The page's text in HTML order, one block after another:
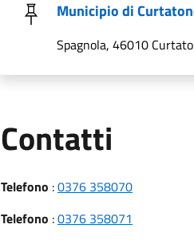
Municipio di
Spagnola, 46010
Contatti
Telefono :0376 358070
Telefono :0376 358071